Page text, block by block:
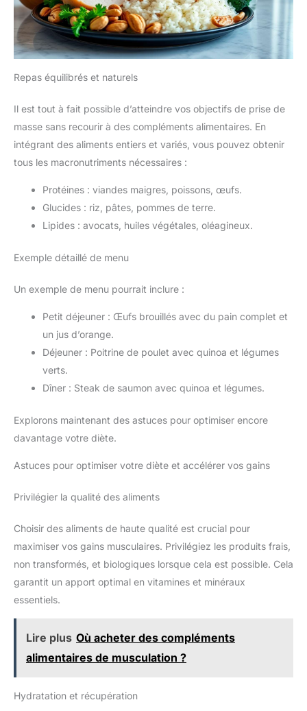
Repas équilibrés et naturels
Il est tout à fait possible d’atteindre vos objectifs de prise de
masse sans recourir à des compléments alimentaires. En
intégrant des aliments entiers et variés, vous pouvez obtenir
tous les macronutriments nécessaires :
Protéines : viandes maigres, poissons, œufs.
Glucides : riz, pâtes, pommes de terre.
Lipides : avocats, huiles végétales, oléagineux.
Exemple détaillé de menu
Un exemple de menu pourrait inclure :
Petit déjeuner : Œufs brouillés avec du pain complet et
un jus d’orange.
Déjeuner : Poitrine de poulet avec quinoa et légumes
verts.
Dîner : Steak de saumon avec quinoa et légumes.
Explorons maintenant des astuces pour optimiser encore
davantage votre diète.
Astuces pour optimiser votre diète et accélérer vos gains
Privilégier la qualité des aliments
Choisir des aliments de haute qualité est crucial pour
maximiser vos gains musculaires. Privilégiez les produits frais,
non transformés, et biologiques lorsque cela est possible. Cela
garantit un apport optimal en vitamines et minéraux
essentiels.
Lire plus Où acheter des compléments
alimentaires de musculation ?
Hydratation et récupération